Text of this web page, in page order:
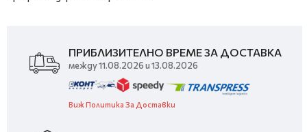
ПРИБЛИЗИТЕЛНО ВРЕМЕ ЗА ДОСТАВКА
между 11.08.2026 и 13.08.2026
Виж Политика За Доставки